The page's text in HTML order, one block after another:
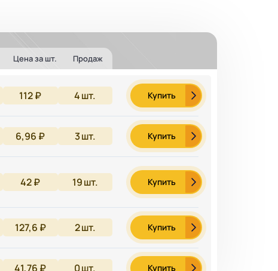
Цена за шт. Продаж
112 ₽ 4шт. Купить
6,96 ₽ 3шт. Купить
42 ₽ 19шт. Купить
127,6 ₽ 2шт. Купить
41,76 ₽ 0шт. Купить